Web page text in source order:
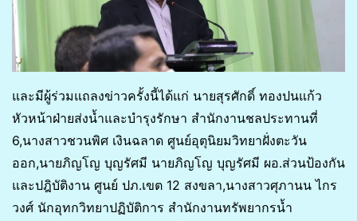
และมีผู้ร่วมแถลงข่าวครั้งนี้ได้แก่ นายสุรศักดิ์ ทองปนแก้ว
หัวหน้าฝ่ายส่งน้ำและบำรุงรักษา สำนักงานชลประทานที่
6,นางสาวชวนพิศ เงินฉลาด ศูนย์อุตุนิยมวิทยาฝั่งตะวัน
ออก,นายภิญโญ บุญรัศมี นายภิญโญ บุญรัศมี ผอ.ส่วนป้องกัน
และปฎิบัติงาน ศูนย์ ปภ.เขต 12 สงขลา,นางสาวศุภานน ไกร
วงศ์ นักอุทกวิทยาปฏิบัติการ สำนักงานทรัพยากรน้ำ